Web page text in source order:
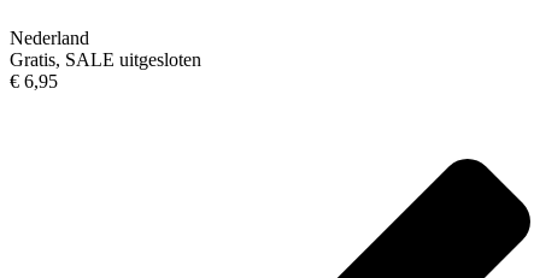
Nederland
Gratis, SALE uitgesloten
€ 6,95